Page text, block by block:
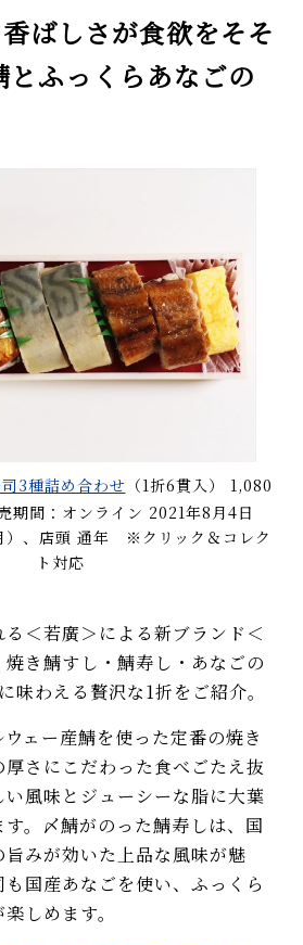
ばしさが食欲をそそ
とふっくらあなごの
3種詰め合わせ （1折6貫入） 1,080
間：オンライン 2021年8月4日
）、店頭 通年 ※クリック＆コレク
ト対応
＜若廣＞による新ブランド＜
き鯖すし・鯖寿し・あなごの
味わえる贅沢な1折をご紹介。
ェー産鯖を使った定番の焼き
さにこだわった食べごたえ抜
風味とジューシーな脂に大葉
。〆鯖がのった鯖寿しは、国
みが効いた上品な風味が魅
国産あなごを使い、ふっくら
しめます。